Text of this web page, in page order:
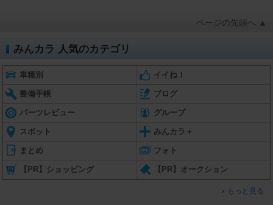
ページの先頭へ ▲
みんカラ 人気のカテゴリ
車種別 イイね！
整備手帳 ブログ
パーツレビュー グループ
スポット みんカラ＋
まとめ フォト
【PR】ショッピング 【PR】オークション
もっと見る